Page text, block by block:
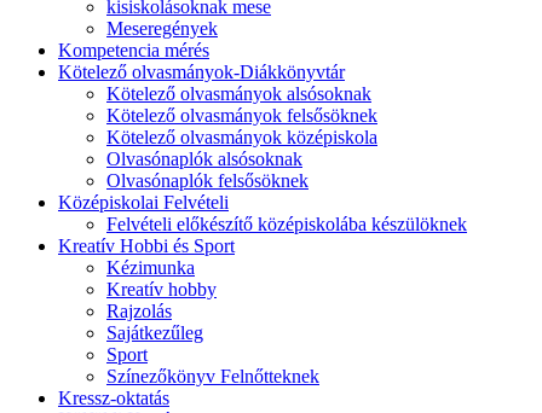
kisiskolásoknak mese
Meseregények
Kompetencia mérés
Kötelező olvasmányok-Diákkönyvtár
Kötelező olvasmányok alsósoknak
Kötelező olvasmányok felsősöknek
Kötelező olvasmányok középiskola
Olvasónaplók alsósoknak
Olvasónaplók felsősöknek
Középiskolai Felvételi
Felvételi előkészítő középiskolába készülöknek
Kreatív Hobbi és Sport
Kézimunka
Kreatív hobby
Rajzolás
Sajátkezűleg
Sport
Színezőkönyv Felnőtteknek
Kressz-oktatás